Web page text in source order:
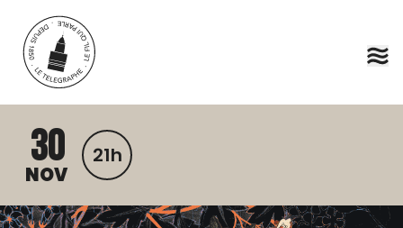
Aller au contenu principal
30
NOV
21h